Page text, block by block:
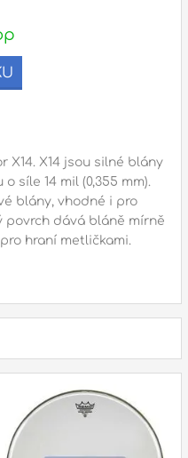
X14. X14 jsou silné blány
síle 14 mil (0,355 mm).
blány, vhodné i pro
povrch dává bláně mírně
hraní metličkami.